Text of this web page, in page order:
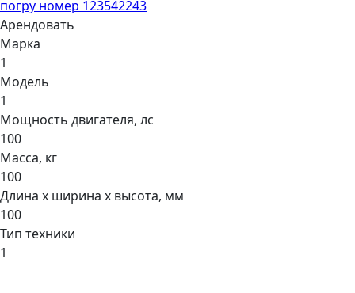
погру номер 123542243
Арендовать
Марка
1
Модель
1
Мощнocть двигaтеля, лс
100
Масса, кг
100
Длина х ширина х высота, мм
100
Тип техники
1